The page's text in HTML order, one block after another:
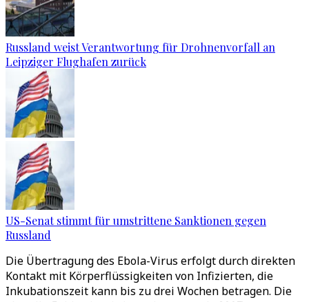
Russland weist Verantwortung für Drohnenvorfall an
Leipziger Flughafen zurück
US-Senat stimmt für umstrittene Sanktionen gegen
Russland
Die Übertragung des Ebola-Virus erfolgt durch direkten
Kontakt mit Körperflüssigkeiten von Infizierten, die
Inkubationszeit kann bis zu drei Wochen betragen. Die